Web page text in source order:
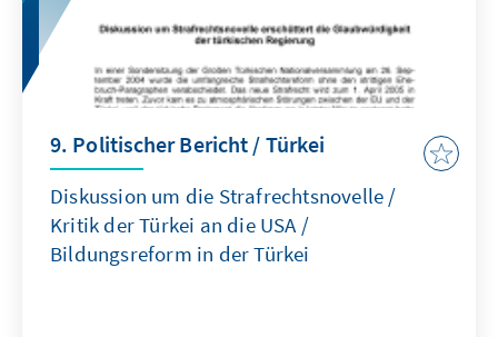
9. Politischer Bericht / Türkei
Diskussion um die Strafrechtsnovelle /
Kritik der Türkei an die USA /
Bildungsreform in der Türkei